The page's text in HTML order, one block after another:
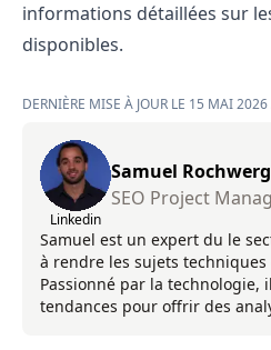
informations détaillées sur
disponibles.
DERNIÈRE MISE À JOUR LE 15 MAI
Linkedin
Samuel Rochwerg
SEO Project
Samuel est un expert du le
à rendre les sujets techniques
Passionné par la technologie,
tendances pour offrir des